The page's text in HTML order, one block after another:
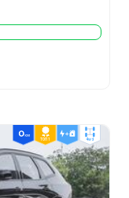
-
4wd